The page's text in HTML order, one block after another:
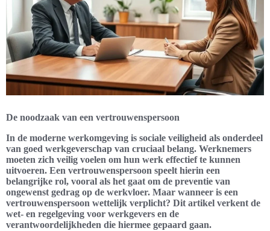
De noodzaak van een vertrouwenspersoon
In de moderne werkomgeving is sociale veiligheid als onderdeel
van goed werkgeverschap van cruciaal belang. Werknemers
moeten zich veilig voelen om hun werk effectief te kunnen
uitvoeren. Een vertrouwenspersoon speelt hierin een
belangrijke rol, vooral als het gaat om de preventie van
ongewenst gedrag op de werkvloer. Maar wanneer is een
vertrouwenspersoon wettelijk verplicht? Dit artikel verkent de
wet- en regelgeving voor werkgevers en de
verantwoordelijkheden die hiermee gepaard gaan.